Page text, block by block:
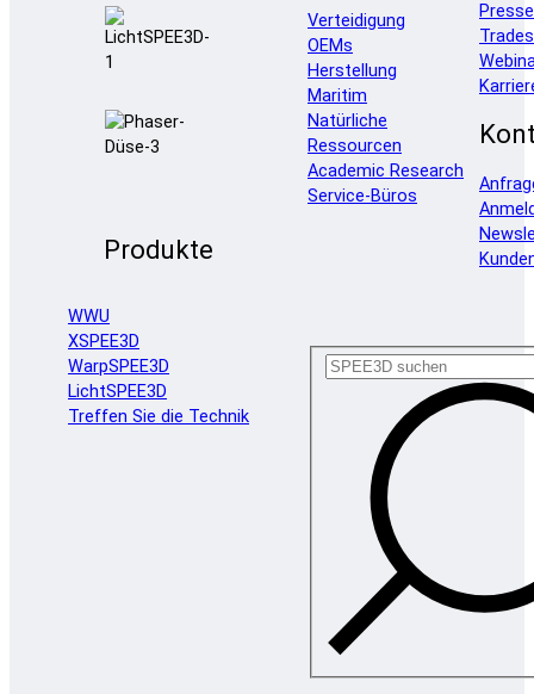
Produkte
WWU
XSPEE3D
WarpSPEE3D
LichtSPEE3D
Treffen Sie die Technik
Verteidigung
OEMs
Herstellung
Maritim
Natürliche
Ressourcen
Academic Research
Service-Büros